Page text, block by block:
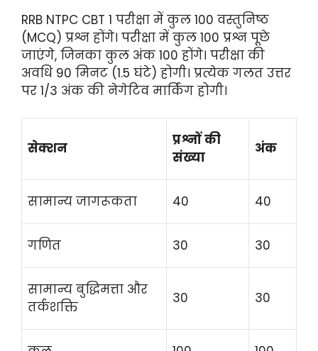
RRB NTPC CBT 1 परीक्षा में कुल 100 वस्तुनिष्ठ
(MCQ) प्रश्न होंगे। परीक्षा में कुल 100 प्रश्न पूछे
जाएंगे, जिनका कुल अंक 100 होंगे। परीक्षा की
अवधि 90 मिनट (1.5 घंटे) होगी। प्रत्येक गलत उत्तर
पर 1/3 अंक की नेगेटिव मार्किंग होगी।
सेक्शन
प्रश्नों की
संख्या
अंक
सामान्य जागरूकता 40 40
गणित 30 30
सामान्य बुद्धिमत्ता और
तर्कशक्ति
30 30